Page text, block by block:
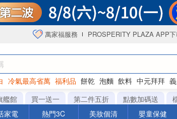
萬家福服務 PROSPERITY PLAZA APP
冷氣最高省萬 福利品 餅乾 泡麵 飲料 中元拜拜
艦館 買一送一 第二件五折 點數加碼送
家電 熱門3C 美妝個清 嬰童保健